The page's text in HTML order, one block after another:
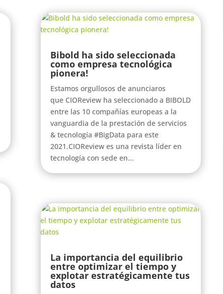
Bibold ha sido seleccionada
como empresa tecnológica
pionera!
Estamos orgullosos de anunciaros
que CIOReview ha seleccionado a BIBOLD
entre las 10 compañías europeas a la
vanguardia de la prestación de servicios
& tecnología #BigData para este
2021.CIOReview es una revista líder en
tecnología con sede en...
La importancia del equilibrio
entre optimizar el tiempo y
explotar estratégicamente tus
datos